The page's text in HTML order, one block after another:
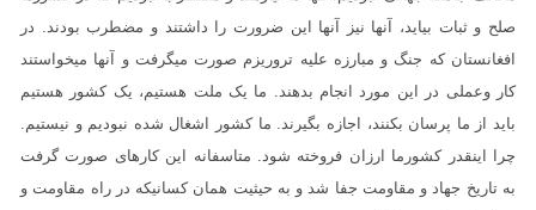
صلح و ثبات بیاید، آنها نیز آنها این ضرورت را داشتند و مضطرب بودند. در
افغانستان که جنگ و مبارزه علیه تروریزم صورت میگرفت و آنها میخواستند
کار وعملی در این مورد انجام بدهند. ما یک ملت هستیم، یک کشور هستیم
باید از ما پرسان بکنند، اجازه بگیرند. ما کشور اشغال شده نبودیم و نیستیم.
چرا اینقدر کشورما ارزان فروخته شود. متاسفانه این کارهای صورت گرفت
به تاریخ جهاد و مقاومت جفا شد و به حیثیت همان کسانیکه در راه مقاومت و